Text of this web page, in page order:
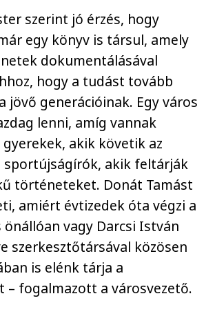
szerint jó érzés, hogy
egy könyv is társul, amely
dokumentálásával
hogy a tudást tovább
jövő generációinak. Egy város
lenni, amíg vannak
akik követik az
sportújságírók, akik feltárják
történeteket. Donát Tamást
amiért évtizedek óta végzi a
vagy Darcsi István
szerkesztőtársával közösen
is elénk tárja a
fogalmazott a városvezető.